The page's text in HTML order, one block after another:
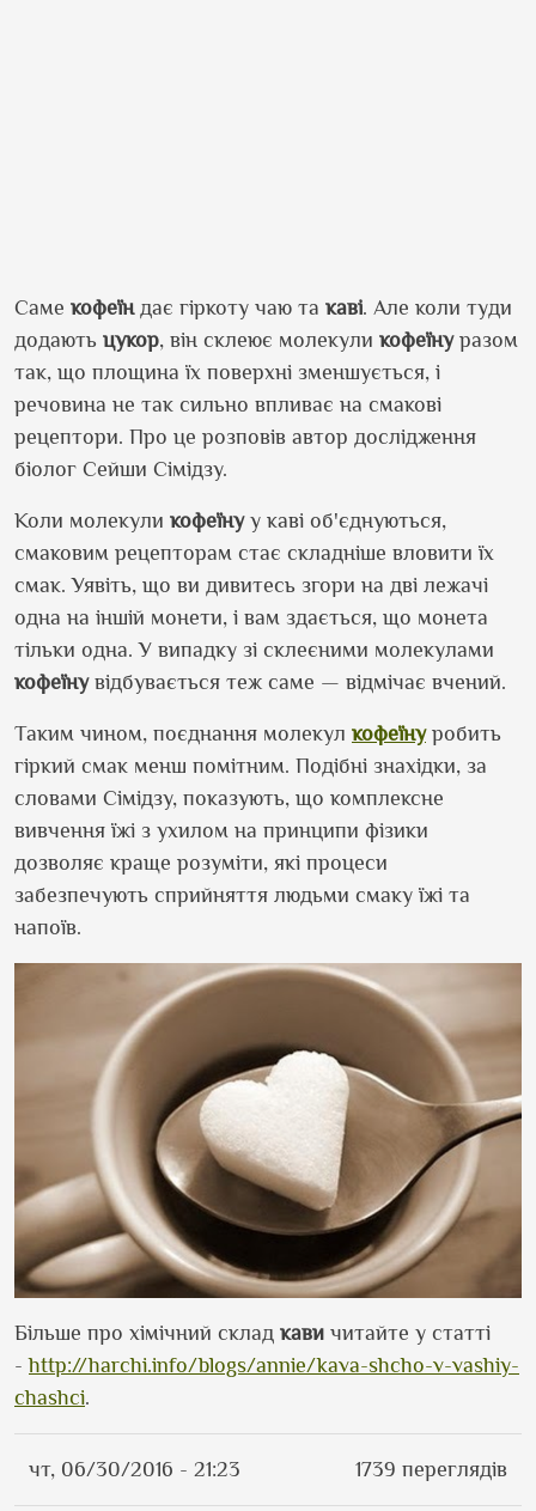
Саме кофеїндає гіркоту чаю та каві. Але коли туди
додають цукор, він склеює молекули кофеїнуразом
так, що площина їх поверхні зменшується, і
речовина не так сильно впливає на смакові
рецептори. Про це розповів автор дослідження
біолог Сейши Сімідзу.
Коли молекули кофеїнуу каві об'єднуються,
смаковим рецепторам стає складніше вловити їх
смак. Уявіть, що ви дивитесь згори на дві лежачі
одна на іншій монети, і вам здається, що монета
тільки одна. У випадку зі склеєними молекулами
кофеїнувідбувається теж саме — відмічає вчений.
Таким чином, поєднання молекул кофеїнуробить
гіркий смак менш помітним. Подібні знахідки, за
словами Сімідзу, показують, що комплексне
вивчення їжі з ухилом на принципи фізики
дозволяє краще розуміти, які процеси
забезпечують сприйняття людьми смаку їжі та
напоїв.
Більше про хімічний склад кави читайте у статті
-http://harchi.info/blogs/annie/kava-shcho-v-vashiy-
chashci.
чт, 06/30/2016 - 21:23 1739 переглядів